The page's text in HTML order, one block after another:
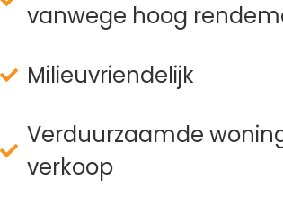
vanwege hoog
Milieuvriendelijk
Verduurzaamde
verkoop